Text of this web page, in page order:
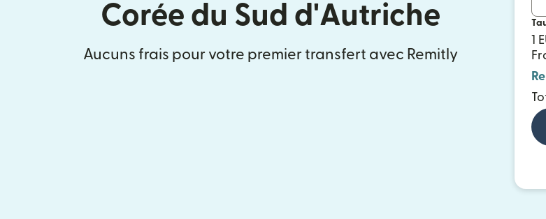
Corée du Sud d'Autriche
Aucuns frais pour votre premier transfert avec Remitly
1